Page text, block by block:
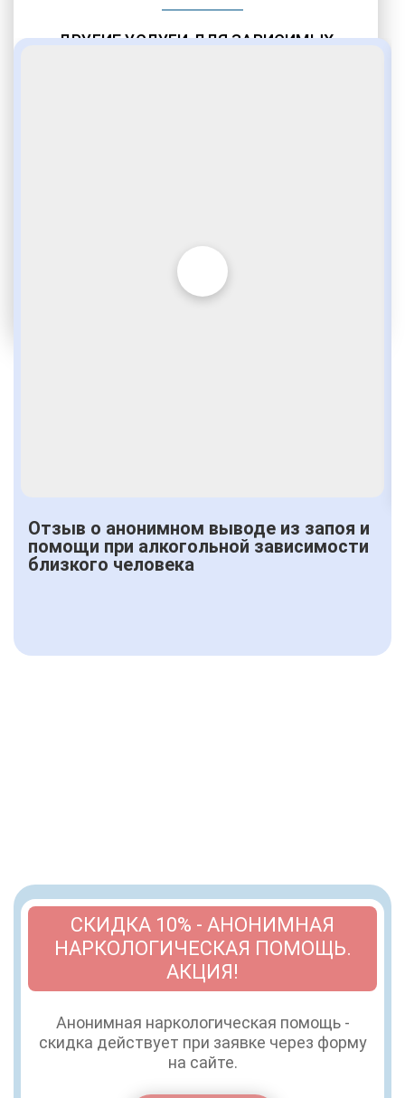
ДРУГИЕ УСЛУГИ ДЛЯ ЗАВИСИМЫХ
Отзыв о анонимном выводе из запоя и
помощи при алкогольной зависимости
близкого человека
СКИДКА 10% - АНОНИМНАЯ
НАРКОЛОГИЧЕСКАЯ ПОМОЩЬ.
АКЦИЯ!
Анонимная наркологическая помощь -
скидка действует при заявке через форму
на сайте.